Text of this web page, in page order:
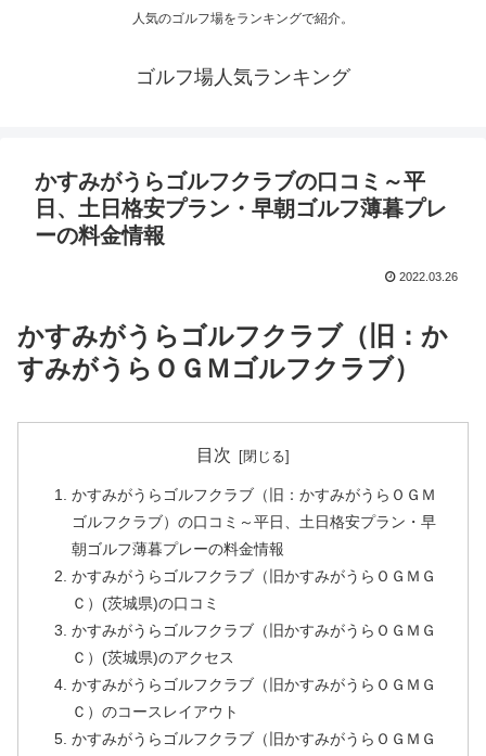
人気のゴルフ場をランキングで紹介。
ゴルフ場人気ランキング
かすみがうらゴルフクラブの口コミ～平
日、土日格安プラン・早朝ゴルフ薄暮プレ
ーの料金情報
2022.03.26
かすみがうらゴルフクラブ（旧：か
すみがうらＯＧＭゴルフクラブ）
目次
かすみがうらゴルフクラブ（旧：かすみがうらＯＧＭ
ゴルフクラブ）の口コミ～平日、土日格安プラン・早
朝ゴルフ薄暮プレーの料金情報
かすみがうらゴルフクラブ（旧かすみがうらＯＧＭＧ
Ｃ）(茨城県)の口コミ
かすみがうらゴルフクラブ（旧かすみがうらＯＧＭＧ
Ｃ）(茨城県)のアクセス
かすみがうらゴルフクラブ（旧かすみがうらＯＧＭＧ
Ｃ）のコースレイアウト
かすみがうらゴルフクラブ（旧かすみがうらＯＧＭＧ